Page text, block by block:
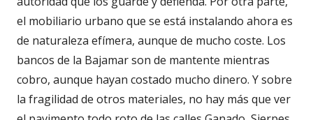
el mobiliario urbano que se está instalando ahora es
de naturaleza efímera, aunque de mucho coste. Los
bancos de la Bajamar son de mantente mientras
cobro, aunque hayan costado mucho dinero. Y sobre
la fragilidad de otros materiales, no hay más que ver